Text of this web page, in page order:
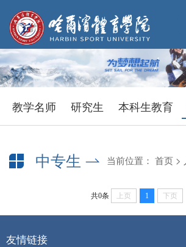
教学名师 研究生 本科生教育
中专生 当前位置： 首页 >
共0条 上页 1 下页
友情链接